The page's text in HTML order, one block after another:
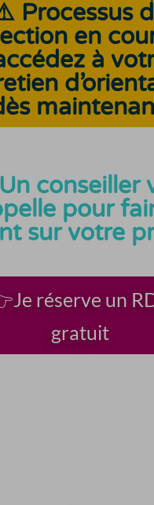
Processus
en
à
Un conseiller
pour
sur votre
réserve un
gratuit